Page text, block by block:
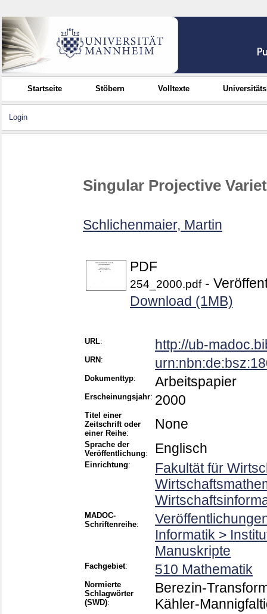
Startseite Stöbern Volltexte
Login
Singular Projective
Schlichenmaier, Martin
PDF
254_2000.pdf-
Download (1MB)
URL: http://ub-
URN :
Dokumenttyp: Arbeitspapier
Erscheinungsjahr: 2000
Titel einer
Zeitschrift oder
einer Reihe:
None
Sprache der
Veröffentlichung: Englisch
Einrichtung:
Fakultät für
MADOC-
Schriftenreihe:
Informatik >
Manuskripte
Fachgebiet: 510 Mathematik
Normierte
Schlagwörter
(SWD):
Berezin-
Kähler-